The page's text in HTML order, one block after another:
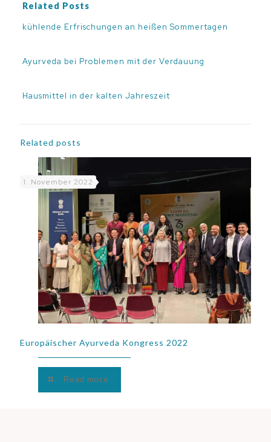
Related Posts
kühlende Erfrischungen an heißen Sommertagen
Ayurveda bei Problemen mit der Verdauung
Hausmittel in der kalten Jahreszeit
Related posts
1. November 2022
Europäischer Ayurveda Kongress 2022
Read more